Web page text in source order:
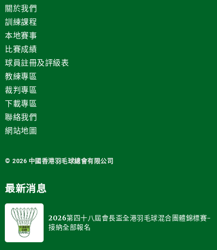
關於我們
訓練課程
本地賽事
比賽成績
球員註冊及評級表
教練專區
裁判專區
下載專區
聯絡我們
網站地圖
© 2026 中國 香港羽毛球總會有限公司
最新消息
2026第四十八屆會長盃全港羽毛球混合團體錦標賽-
接納全部報名